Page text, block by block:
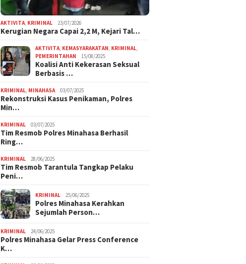
AKTIVITA KRIMINAL 23/07/2026
Kerugian Negara Capai 2,2 M, Kejari Tal…
AKTIVITA KEMASYARAKATAN KRIMINAL
PEMERINTAHAN
15/08/2025
Koalisi Anti Kekerasan Seksual
Berbasis …
KRIMINAL MINAHASA 03/07/2025
Rekonstruksi Kasus Penikaman, Polres
Min…
KRIMINAL 03/07/2025
Tim Resmob Polres Minahasa Berhasil
Ring…
KRIMINAL 28/06/2025
Tim Resmob Tarantula Tangkap Pelaku
Peni…
KRIMINAL 25/06/2025
Polres Minahasa Kerahkan
Sejumlah Person…
KRIMINAL 24/06/2025
Polres Minahasa Gelar Press Conference
K…